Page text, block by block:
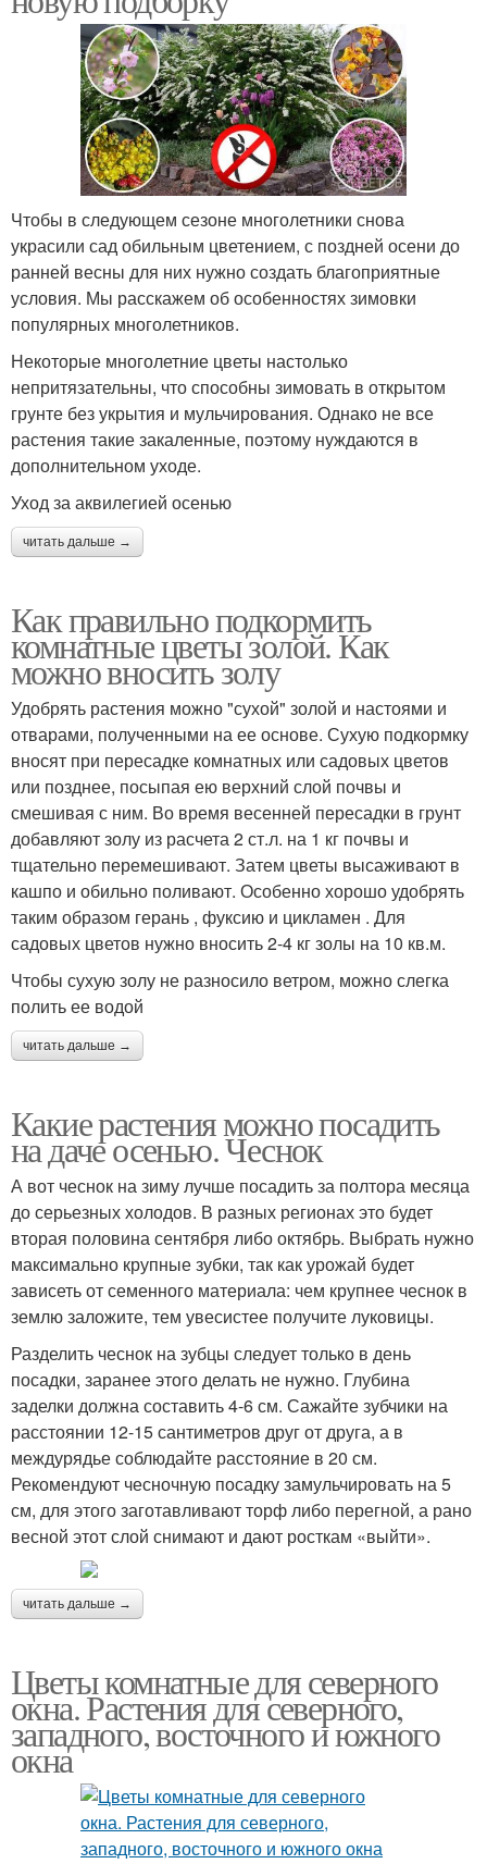
Чтобы в следующем сезоне многолетники снова
украсили сад обильным цветением, с поздней осени до
ранней весны для них нужно создать благоприятные
условия. Мы расскажем об особенностях зимовки
популярных многолетников.
Некоторые многолетние цветы настолько
непритязательны, что способны зимовать в открытом
грунте без укрытия и мульчирования. Однако не все
растения такие закаленные, поэтому нуждаются в
дополнительном уходе.
Уход за аквилегией осенью
читать дальше →
Как правильно подкормить
комнатные цветы золой. Как
можно вносить золу
Удобрять растения можно "сухой" золой и настоями и
отварами, полученными на ее основе. Сухую подкормку
вносят при пересадке комнатных или садовых цветов
или позднее, посыпая ею верхний слой почвы и
смешивая с ним. Во время весенней пересадки в грунт
добавляют золу из расчета 2 ст.л. на 1 кг почвы и
тщательно перемешивают. Затем цветы высаживают в
кашпо и обильно поливают. Особенно хорошо удобрять
таким образом герань , фуксию и цикламен . Для
садовых цветов нужно вносить 2-4 кг золы на 10 кв.м.
Чтобы сухую золу не разносило ветром, можно слегка
полить ее водой
читать дальше →
Какие растения можно посадить
на даче осенью. Чеснок
А вот чеснок на зиму лучше посадить за полтора месяца
до серьезных холодов. В разных регионах это будет
вторая половина сентября либо октябрь. Выбрать нужно
максимально крупные зубки, так как урожай будет
зависеть от семенного материала: чем крупнее чеснок в
землю заложите, тем увесистее получите луковицы.
Разделить чеснок на зубцы следует только в день
посадки, заранее этого делать не нужно. Глубина
заделки должна составить 4-6 см. Сажайте зубчики на
расстоянии 12-15 сантиметров друг от друга, а в
междурядье соблюдайте расстояние в 20 см.
Рекомендуют чесночную посадку замульчировать на 5
см, для этого заготавливают торф либо перегной, а рано
весной этот слой снимают и дают росткам «выйти».
читать дальше →
Цветы комнатные для северного
окна. Растения для северного,
западного, восточного и южного
окна